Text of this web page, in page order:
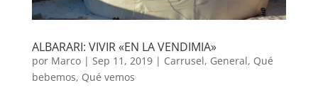
ALBARARI: VIVIR «EN LA VENDIMIA»
por Marco| Sep 11, 2019| Carrusel, General, Qué
bebemos, Qué vemos